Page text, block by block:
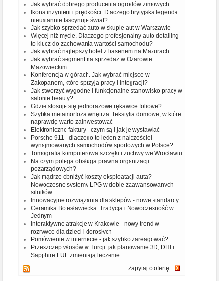
Jak wybrać dobrego producenta ogrodów zimowych
Ikona inżynierii i prędkości. Dlaczego brytyjska legenda
nieustannie fascynuje świat?
Jak szybko sprzedać auto w skupie aut w Warszawie
Więcej niż mycie. Dlaczego profesjonalny auto detailing
to klucz do zachowania wartości samochodu?
Jak wybrać najlepszy hotel z basenem na Mazurach
Jak wybrać segment na sprzedaż w Ożarowie
Mazowieckim
Konferencja w górach. Jak wybrać miejsce w
Zakopanem, które sprzyja pracy i integracji?
Jak stworzyć wygodne i funkcjonalne stanowisko pracy w
salonie beauty?
Gdzie stosuje się jednorazowe rękawice foliowe?
Szybka metamorfoza wnętrza. Tekstylia domowe, w które
naprawdę warto zainwestować
Elektroniczne faktury - czym są i jak je wystawiać
Porsche 911 - dlaczego to jeden z najcześciej
wynajmowanych samochodów sportowych w Polsce?
Tomografia komputerowa szczęki i żuchwy we Wrocławiu
Na czym polega obsługa prawna organizacji
pozarządowych?
Jak mądrze obniżyć koszty eksploatacji auta?
Nowoczesne systemy LPG w dobie zaawansowanych
silników
Innowacyjne rozwiązania dla sklepów - nowe standardy
Ceramika Bolesławiecka: Tradycja i Nowoczesność w
Jednym
Interaktywne atrakcje w Krakowie - nowy trend w
rozrywce dla dzieci i dorosłych
Pomówienie w internecie - jak szybko zareagować?
Przeszczep włosów w Turcji: jak planowanie 3D, DHI i
Sapphire FUE zmieniają leczenie
Zapytaj o ofertę